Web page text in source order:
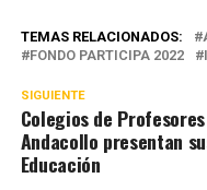
TEMAS RELACIONADOS:
FONDO PARTICIPA 2022
SIGUIENTE
Colegios de
Andacollo presentan
Educación